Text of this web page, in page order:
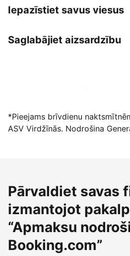
Iepazīstiet savus viesus
Saglabājiet aizsardzību
Izvietot piedāvājumu mūsu
*Pieejams brīvdienu
ASV Virdžīnās. Nodrošina
Pārvaldiet savas
izmantojot
“Apmaksu
Booking.com”